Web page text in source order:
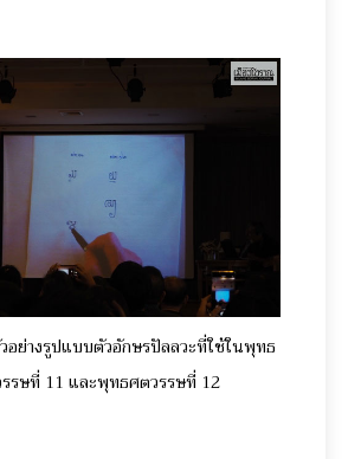
อย่างรูปแบบตัวอักษรปัลลวะที่ใช้ในพุทธ
รษที่ 11 และพุทธศตวรรษที่ 12